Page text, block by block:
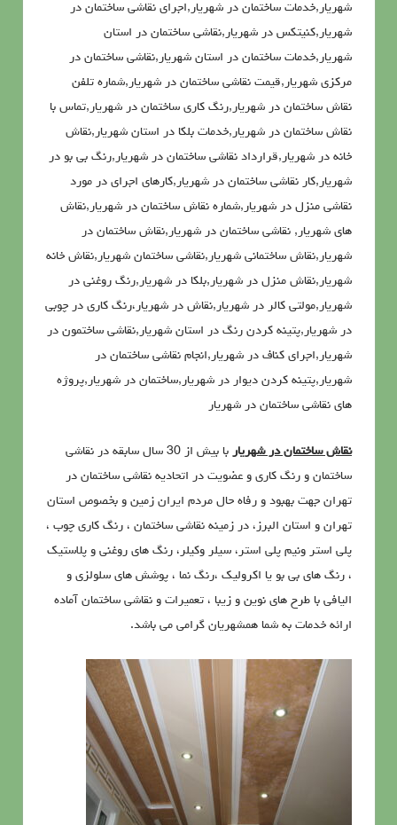
شهریار,خدمات ساختمان در شهریار,اجرای نقاشی ساختمان در
شهریار,کنیتکس در شهریار,نقاشی ساختمان در استان
شهریار,خدمات ساختمان در استان شهریار,نقاشی ساختمان در
مرکزی شهریار,قیمت نقاشی ساختمان در شهریار,شماره تلفن
نقاش ساختمان در شهریار,رنگ کاری ساختمان در شهریار,تماس با
نقاش ساختمان در شهریار,خدمات بلکا در استان شهریار,نقاش
خانه در شهریار,قرارداد نقاشی ساختمان در شهریار,رنگ بی بو در
شهریار,کار نقاشی ساختمان در شهریار,کارهای اجرای در مورد
نقاشی منزل در شهریار,شماره نقاش ساختمان در شهریار,نقاش
های شهریار, نقاشی ساختمان در شهریار,نقاش ساختمان در
شهریار,نقاش ساختمانی شهریار,نقاشی ساختمان شهریار,نقاش خانه
شهریار,نقاش منزل در شهریار,بلکا در شهریار,رنگ روغنی در
شهریار,مولتی کالر در شهریار,نقاش در شهریار،رنگ کاری در چوبی
در شهریار,پتینه کردن رنگ در استان شهریار,نقاشی ساختمون در
شهریار,اجرای کناف در شهریار,انجام نقاشی ساختمان در
شهریار,پتینه کردن دیوار در شهریار,ساختمان در شهریار,پروژه
های نقاشی ساختمان در شهریار
نقاش ساختمان در شهریار
با بیش از 30 سال سابقه در نقاشی
ساختمان و رنگ کاری و عضویت در اتحادیه نقاشی ساختمان در
تهران جهت بهبود و رفاه حال مردم ایران زمین و بخصوص استان
تهران و استان البرز، در زمینه نقاشی ساختمان ، رنگ کاری چوب ،
پلی استر ونیم پلی استر، سیلر وکیلر، رنگ های روغنی و پلاستیک
، رنگ های بی بو یا اکرولیک ،رنگ نما ، پوشش های سلولزی و
الیافی با طرح های نوین و زیبا ، تعميرات و نقاشی ساختمان آماده
ارائه خدمات به شما همشهریان گرامی می باشد.